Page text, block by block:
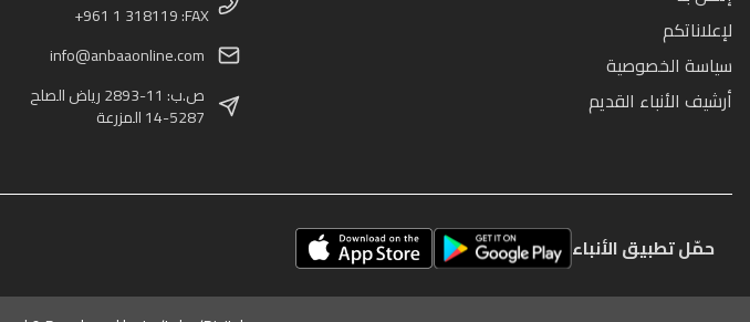
لإعلاناتكم
سياسة الخصوصية
أرشيف الأنباء القديم
+961 1 318119 :FAX
info@anbaaonline.com
ص.ب: 11-2893 رياض الصلح
14-5287 المزرعة
حمّل تطبيق الأنباء